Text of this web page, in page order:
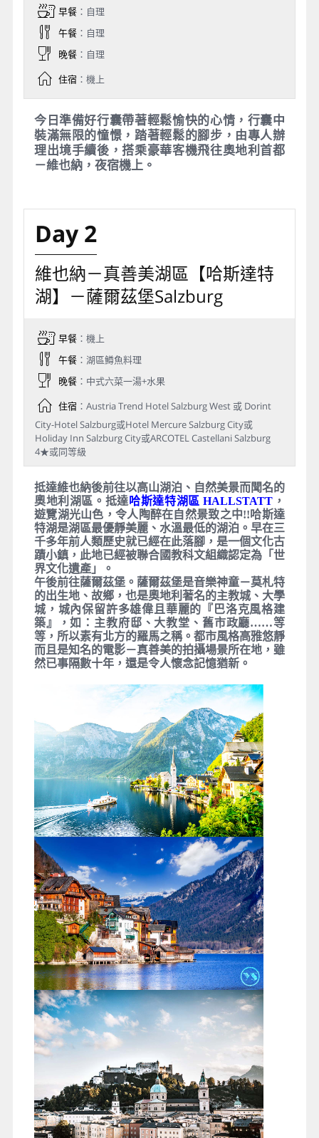
早餐：自理
午餐：自理
晚餐：自理
住宿：機上
今日準備好行囊帶著輕鬆愉快的心情，行囊中
裝滿無限的憧憬，踏著輕鬆的腳步，由專人辦
理出境手續後，搭乘豪華客機飛往奧地利首都
－維也納，夜宿機上。
Day 2
維也納－真善美湖區【哈斯達特
湖】－薩爾茲堡Salzburg
早餐：機上
午餐：湖區鱒魚料理
晚餐：中式六菜一湯+水果
住宿：Austria Trend Hotel Salzburg West 或 Dorint
City-Hotel Salzburg或Hotel Mercure Salzburg City或
Holiday Inn Salzburg City或ARCOTEL Castellani Salzburg
4★或同等級
抵達維也納後前往以高山湖泊、自然美景而聞名的
奧地利湖區。抵達哈斯達特湖區 HALLSTATT ，
遊覽湖光山色，令人陶醉在自然景致之中!!哈斯達
特湖是湖區最優靜美麗、水溫最低的湖泊。早在三
千多年前人類歷史就已經在此落腳，是一個文化古
蹟小鎮，此地已經被聯合國教科文組織認定為「世
界文化遺產」。
午後前往薩爾茲堡。薩爾茲堡是音樂神童－莫札特
的出生地、故鄉，也是奧地利著名的主教城、大學
城，城內保留許多雄偉且華麗的『巴洛克風格建
築』，如：主教府邸、大教堂、舊市政廳……等
等，所以素有北方的羅馬之稱。都市風格高雅悠靜
而且是知名的電影－真善美的拍攝場景所在地，雖
然已事隔數十年，還是令人懷念記憶猶新。